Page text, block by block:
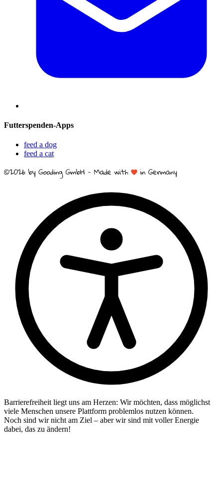
Futterspenden-Apps
feed a dog
feed a cat
Barrierefreiheit liegt uns am Herzen: Wir möchten, dass möglichst
viele Menschen unsere Plattform problemlos nutzen können.
Noch sind wir nicht am Ziel – aber wir sind mit voller Energie
dabei, das zu ändern!